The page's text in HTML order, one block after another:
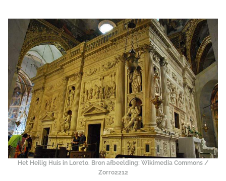
Het Heilig Huis in Loreto. Bron afbeelding: Wikimedia Commons /
Zorro2212